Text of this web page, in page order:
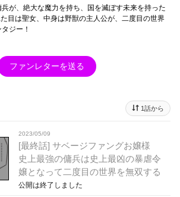
が、絶大な魔力を持ち、国を滅ぼす未来を持った
目は聖女、中身は野獣の主人公が、二度目の世界
ジー！
ファンレターを送る
1話から
2023/05/09
[最終話] サベージファングお嬢様
史上最強の傭兵は史上最凶の暴虐令
嬢となって二度目の世界を無双する
公開は終了しました